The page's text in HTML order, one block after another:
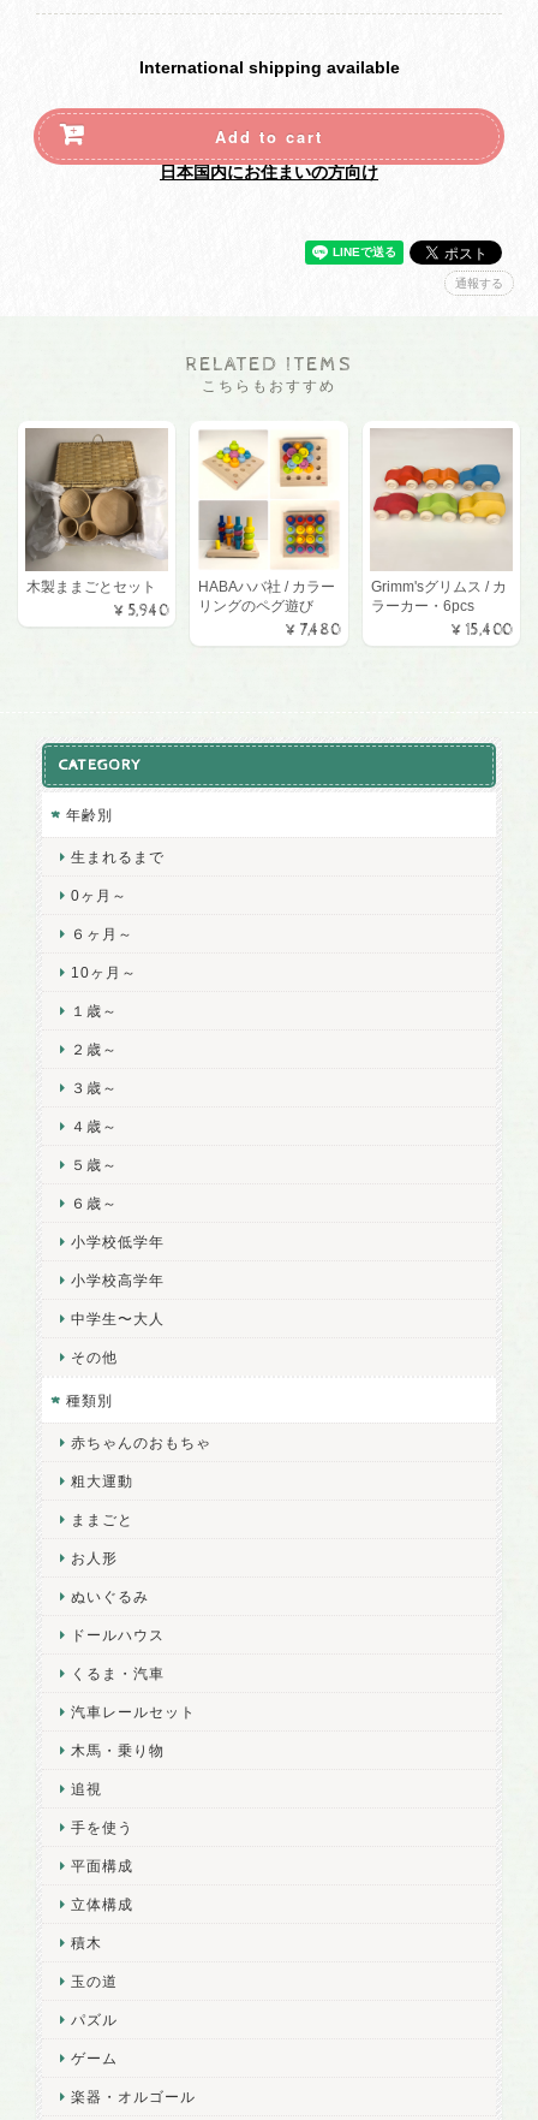
International shipping available
Add to cart
日本国内にお住まいの方向け
通報する
RELATED ITEMS
こちらもおすすめ
木製ままごとセット
¥5,940
HABAハバ社 / カラー
リングのペグ遊び
¥7,480
Grimm'sグリムス / カ
ラーカー・6pcs
¥15,400
CATEGORY
年齢別
生まれるまで
0ヶ月～
６ヶ月～
10ヶ月～
１歳～
２歳～
３歳～
４歳～
５歳～
６歳～
小学校低学年
小学校高学年
中学生〜大人
その他
種類別
赤ちゃんのおもちゃ
粗大運動
ままごと
お人形
ぬいぐるみ
ドールハウス
くるま・汽車
汽車レールセット
木馬・乗り物
追視
手を使う
平面構成
立体構成
積木
玉の道
パズル
ゲーム
楽器・オルゴール